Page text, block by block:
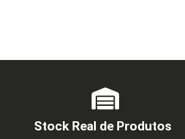
Stock Real de Produtos